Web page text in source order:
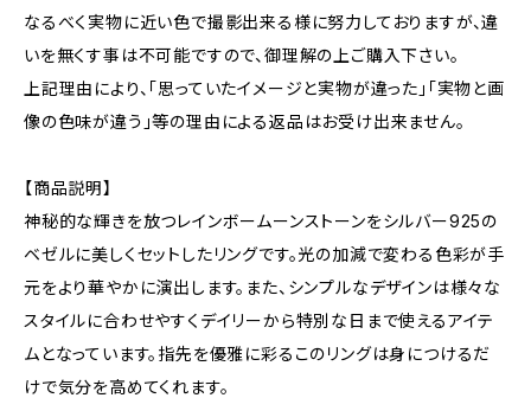
なるべく実物に近い色で撮影出来る様に努力しておりますが、違
いを無くす事は不可能ですので、御理解の上ご購入下さい。
上記理由により、｢思っていたイメージと実物が違った｣｢実物と画
像の色味が違う｣等の理由による返品はお受け出来ません。
【商品説明】
神秘的な輝きを放つレインボームーンストーンをシルバー925の
ベゼルに美しくセットしたリングです。光の加減で変わる色彩が手
元をより華やかに演出します。また、シンプルなデザインは様々な
スタイルに合わせやすくデイリーから特別な日まで使えるアイテ
ムとなっています。指先を優雅に彩るこのリングは身につけるだ
けで気分を高めてくれます。